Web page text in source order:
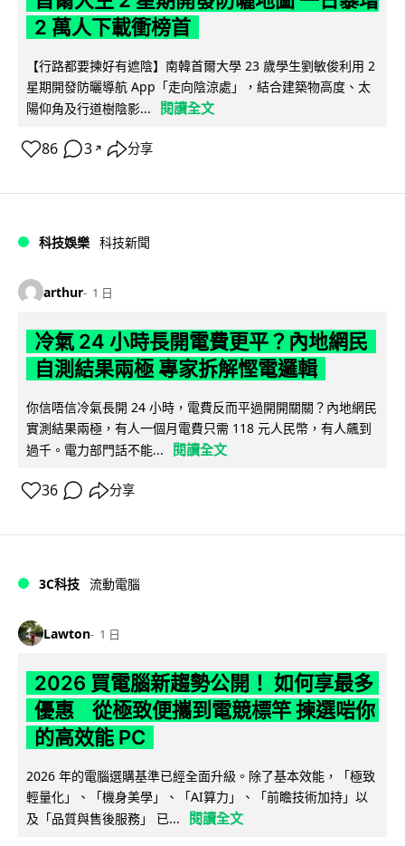
2 萬人下載衝榜首
【行路都要揀好有遮陰】南韓首爾大學 23 歲學生劉敏俊利用 2
星期開發防曬導航 App「走向陰涼處」，結合建築物高度、太
陽仰角及行道樹陰影...
閱讀全文
86 3 ↗ 分享
科技娛樂 科技新聞
arthur 1 日
冷氣 24 小時長開電費更平？內地網民
自測結果兩極 專家拆解慳電邏輯
你信唔信冷氣長開 24 小時，電費反而平過開開關關？內地網民
實測結果兩極，有人一個月電費只需 118 元人民幣，有人飆到
過千。電力部門話不能...
閱讀全文
36 分享
3C科技 流動電腦
Lawton 1 日
2026 買電腦新趨勢公開！ 如何享最多
優惠 從極致便攜到電競標竿 揀選啱你
的高效能 PC
2026 年的電腦選購基準已經全面升級。除了基本效能，「極致
輕量化」、「機身美學」、「AI算力」、「前瞻技術加持」以
及「品質與售後服務」 已...
閱讀全文